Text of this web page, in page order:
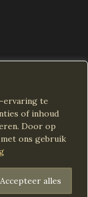
ervaring te
of inhoud
Door op
ons gebruik
Accepteer alles